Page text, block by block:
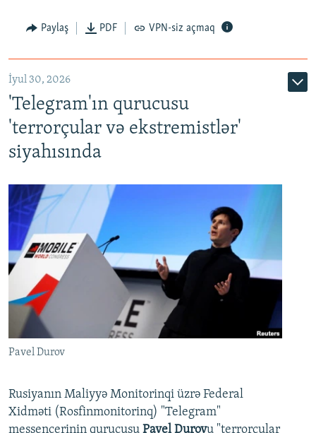
Paylaş PDF VPN-siz açmaq
İyul 30, 2026
'Telegram'ın qurucusu
'terrorçular və ekstremistlər'
siyahısında
Pavel Durov
Rusiyanın Maliyyə Monitorinqi üzrə Federal
Xidməti (Rosfinmonitorinq) "Telegram"
messencerinin qurucusu Pavel Durovu "terrorçular